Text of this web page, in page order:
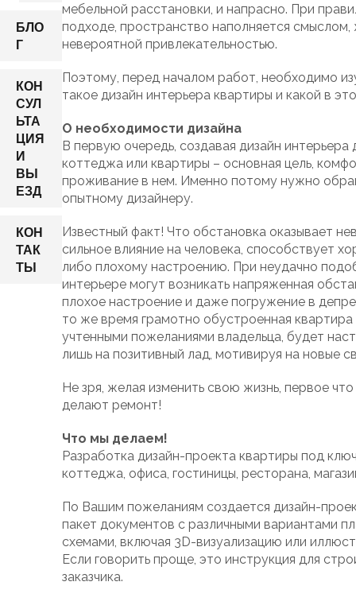
БЛО
Г
КОН
СУЛ
ЬТА
ЦИЯ
И
ВЫ
ЕЗД
КОН
ТАК
ТЫ
мебельной расстановки, и напрасно. При
подходе, пространство наполняется смыслом,
невероятной привлекательностью.
Поэтому, перед началом работ, необходимо
такое дизайн интерьера квартиры и какой в
О необходимости дизайна
В первую очередь, создавая дизайн интерьера
коттеджа или квартиры – основная цель,
проживание в нем. Именно потому нужно
опытному дизайнеру.
Известный факт! Что обстановка оказывает
сильное влияние на человека, способствует
либо плохому настроению. При неудачно
интерьере могут возникать напряженная
плохое настроение и даже погружение в
то же время грамотно обустроенная квартира
учтенными пожеланиями владельца, будет
лишь на позитивный лад, мотивируя на новые
Не зря, желая изменить свою жизнь, первое
делают ремонт!
Что мы делаем!
Разработка дизайн-проекта квартиры под
коттеджа, офиса, гостиницы, ресторана,
По Вашим пожеланиям создается дизайн-
пакет документов с различными вариантами
схемами, включая 3D-визуализацию или
Если говорить проще, это инструкция для
заказчика.